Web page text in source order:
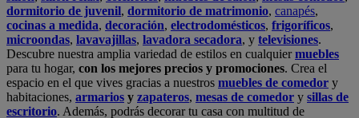
dormitorio de juvenil, dormitorio de matrimonio, canapés,
cocinas a medida, decoración, electrodomésticos, frigoríficos,
microondas, lavavajillas, lavadora secadora, y televisiones.
Descubre nuestra amplia variedad de estilos en cualquiermuebles
para tu hogar, con los mejores precios y promociones. Crea el
espacio en el que vives gracias a nuestros muebles de comedor y
habitaciones, armarios y zapateros, mesas de comedor y sillas de
escritorio. Además, podrás decorar tu casa con multitud de